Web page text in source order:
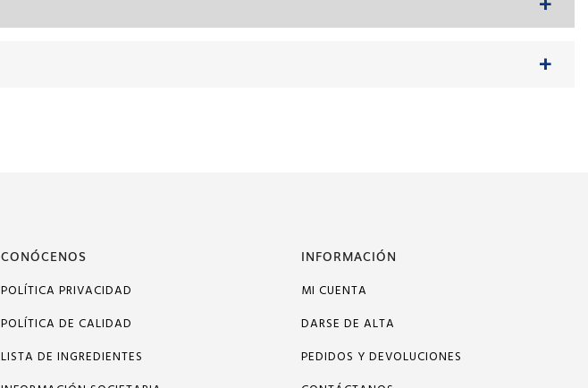
CONÓCENOS
POLÍTICA PRIVACIDAD
POLÍTICA DE CALIDAD
LISTA DE INGREDIENTES
INFORMACIÓN
MI CUENTA
DARSE DE ALTA
PEDIDOS Y DEVOLUCIONES